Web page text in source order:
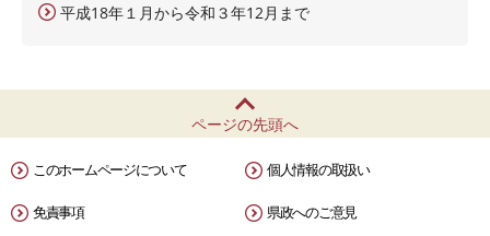
平成18年１月から令和３年12月まで
ページの先頭へ
このホームページについて 個人情報の取扱い
免責事項 県政へのご意見